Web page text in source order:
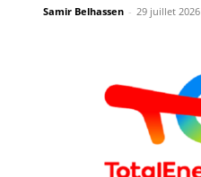
Samir Belhassen - 29 juillet 2026